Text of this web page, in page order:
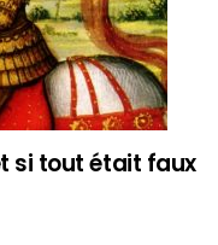
si tout était faux